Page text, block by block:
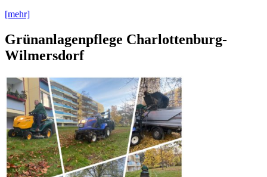
[mehr]
Grünanlagenpflege Charlottenburg-
Wilmersdorf